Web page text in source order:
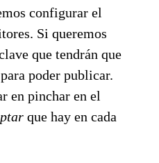
configurar el
Si queremos
que tendrán que
poder publicar.
en pinchar en el
que hay en cada